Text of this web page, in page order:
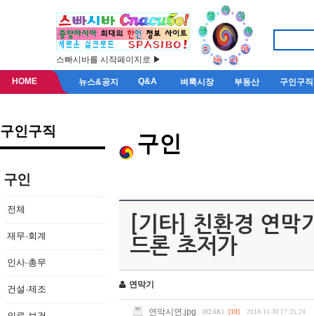
스빠시바를 시작페이지로 ▶
HOME 뉴스&공지 Q&A 벼룩시장 부동산 구인구직
구인구직
구인
전체
재무·회계
인사·총무
건설·제조
구인
[기타] 친환경 연막
드론 초저가
연막기
연막시연.jpg (82.6K) [10] 2018-11-30 17:35:24